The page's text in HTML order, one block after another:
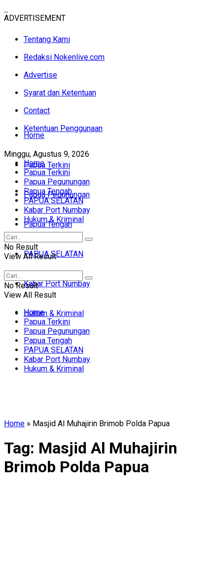
ADVERTISEMENT
Tentang Kami
Redaksi Nokenlive.com
Advertise
Syarat dan Ketentuan
Contact
Ketentuan Penggunaan
Minggu, Agustus 9, 2026
Home
Papua Terkini
Papua Pegunungan
Papua Tengah
PAPUA SELATAN
Kabar Port Numbay
Hukum & Kriminal
Home
Papua Terkini
Papua Pegunungan
Papua Tengah
PAPUA SELATAN
Kabar Port Numbay
Hukum & Kriminal
No Result
View All Result
No Result
View All Result
Home
Papua Terkini
Papua Pegunungan
Papua Tengah
PAPUA SELATAN
Kabar Port Numbay
Hukum & Kriminal
Home » Masjid Al Muhajirin Brimob Polda Papua
Tag: Masjid Al Muhajirin
Brimob Polda Papua